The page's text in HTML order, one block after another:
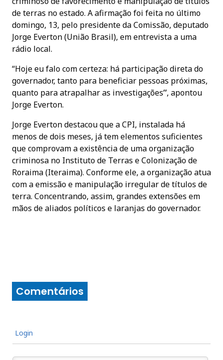
de terras no estado. A afirmação foi feita no último
domingo, 13, pelo presidente da Comissão, deputado
Jorge Everton (União Brasil), em entrevista a uma
rádio local.
“Hoje eu falo com certeza: há participação direta do
governador, tanto para beneficiar pessoas próximas,
quanto para atrapalhar as investigações”, apontou
Jorge Everton.
Jorge Everton destacou que a CPI, instalada há
menos de dois meses, já tem elementos suficientes
que comprovam a existência de uma organização
criminosa no Instituto de Terras e Colonização de
Roraima (Iteraima). Conforme ele, a organização atua
com a emissão e manipulação irregular de títulos de
terra. Concentrando, assim, grandes extensões em
mãos de aliados políticos e laranjas do governador.
Comentários
Login